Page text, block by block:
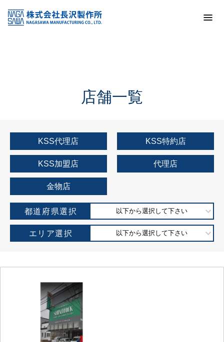
KSS加盟店・取扱店情報
店舗一覧
店舗一覧
KSS代理店 KSS特約店
KSS加盟店 代理店
金物店
都道府県選択 以下から選択して下さい
エリア選択 以下から選択して下さい